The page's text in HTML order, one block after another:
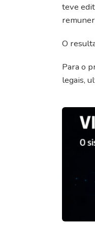
teve
O
Para o
legais,